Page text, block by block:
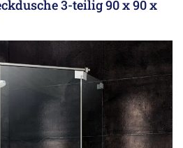
3-teilig 90 x 90 x